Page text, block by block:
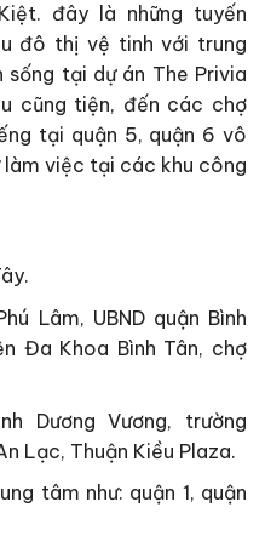
đây là những tuyến
đô thị vệ tinh với trung
sống tại dự án The Privia
cũng tiện, đến các chợ
tại quận 5, quận 6 vô
làm việc tại các khu công
Lâm, UBND quận Bình
Đa Khoa Bình Tân, chợ
Dương Vương, trường
Lạc, Thuận Kiều Plaza.
tâm như: quận 1, quận